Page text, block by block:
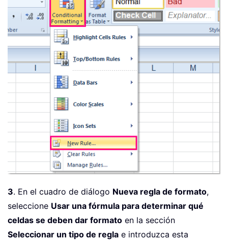
3. En el cuadro de diálogo Nueva regla de formato,
seleccione Usar una fórmula para determinar qué
celdas se deben dar formato en la sección
Seleccionar un tipo de regla e introduzca esta